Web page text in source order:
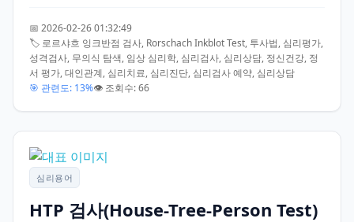
📅 2026-02-26 01:32:49
🏷️ 로르샤흐 잉크반점 검사, Rorschach Inkblot Test, 투사법, 심리평가,
성격검사, 무의식 탐색, 임상 심리학, 심리검사, 심리상담, 정신건강, 정
서 평가, 대인관계, 심리치료, 심리진단, 심리검사 예약, 심리상담
🎯 관련도: 13%👁️ 조회수: 66
심리용어
HTP 검사(House-Tree-Person Test)